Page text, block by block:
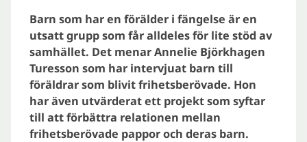
Barn som har en förälder i fängelse är en
utsatt grupp som får alldeles för lite stöd av
samhället. Det menar Annelie Björkhagen
Turesson som har intervjuat barn till
föräldrar som blivit frihetsberövade. Hon
har även utvärderat ett projekt som syftar
till att förbättra relationen mellan
frihetsberövade pappor och deras barn.